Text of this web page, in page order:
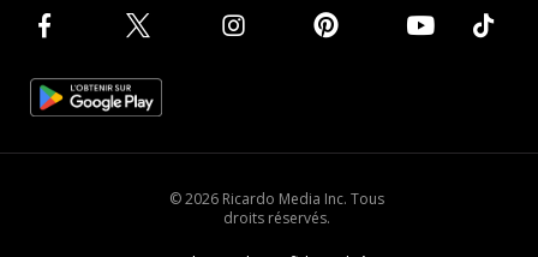
© 2026 Ricardo Media Inc. Tous
droits réservés.